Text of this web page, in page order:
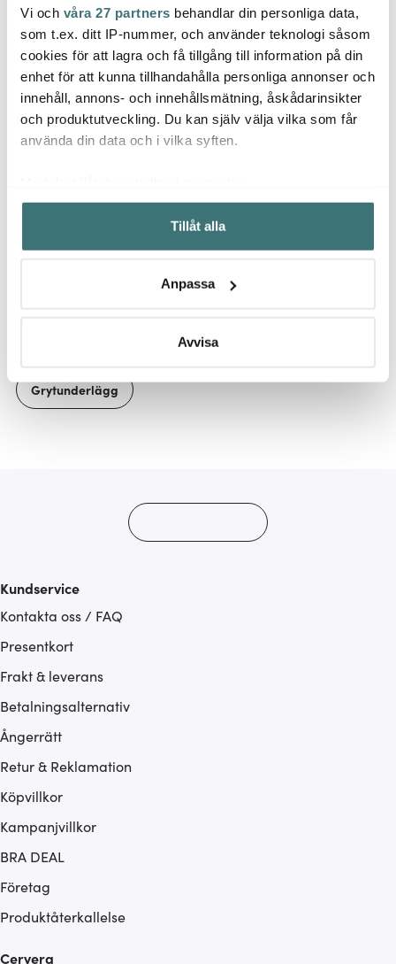
Vi och våra 27 partners behandlar din personliga data,
som t.ex. ditt IP-nummer, och använder teknologi såsom
cookies för att lagra och få tillgång till information på din
enhet för att kunna tillhandahålla personliga annonser och
innehåll, annons- och innehållsmätning, åskådarinsikter
och produktutveckling. Du kan själv välja vilka som får
använda din data och i vilka syften.
Samla in information om din geografiska plats som
kan ha en noggrannhet på upp till flera meter
Identifiera din enhet genom att aktivt skanna den för
Ta reda på mer om hur dina personliga uppgifter
Du kan ändra eller dra tillbaka ditt samtycke när som
Vi använder cookies för att innehållet och annonserna
Tillåt alla
Anpassa
Avvisa
Dorre
Champagneförslutare
luftpump Silver
62 kr 89 kr
I lager
Le Creuset
Coupe Collection
Pastatallrik 22 cm
Meringue
146 kr 209 kr
I lager
Tell
Elsa
1699
Låt dig inspireras av våra kunder
Grytunderlägg
Kundservice
Kontakta oss / FAQ
Presentkort
Frakt & leverans
Betalningsalternativ
Ångerrätt
Retur & Reklamation
Köpvillkor
Kampanjvillkor
BRA DEAL
Företag
Produktåterkallelse
Cervera